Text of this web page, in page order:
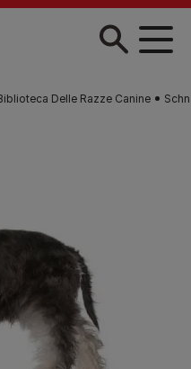
Delle Razze Canine